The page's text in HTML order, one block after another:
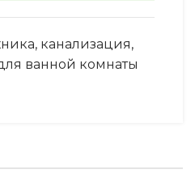
канализация,
ванной комнаты